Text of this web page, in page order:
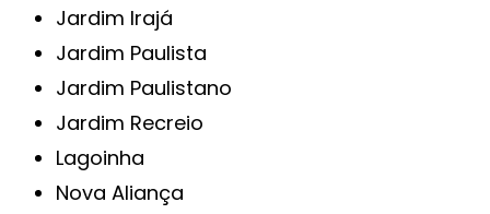
Jardim Irajá
Jardim Paulista
Jardim Paulistano
Jardim Recreio
Lagoinha
Nova Aliança